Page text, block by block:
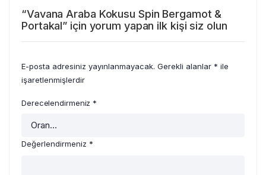
“Vavana Araba Kokusu Spin Bergamot &
Portakal” için yorum yapan ilk kişi siz olun
E-posta adresiniz yayınlanmayacak. Gerekli alanlar * ile
işaretlenmişlerdir
Derecelendirmeniz *
Değerlendirmeniz *